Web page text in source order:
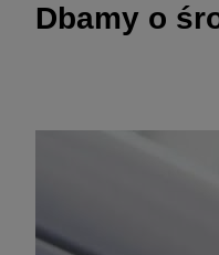
Dbamy o